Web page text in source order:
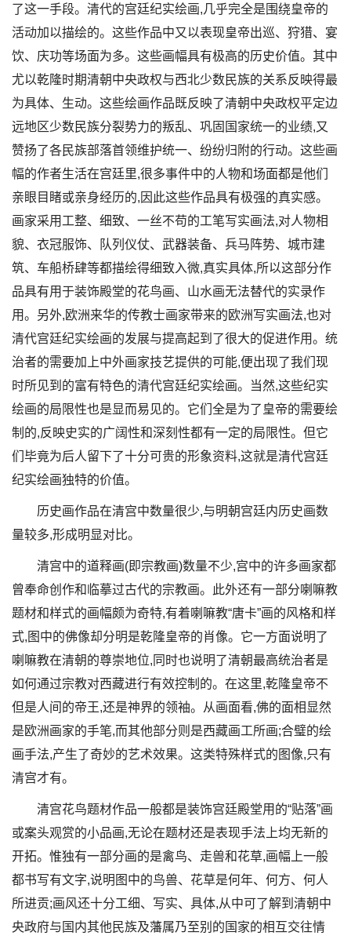
了这一手段。清代的宫廷纪实绘画,几乎完全是围绕皇帝的
活动加以描绘的。这些作品中又以表现皇帝出巡、狩猎、宴
饮、庆功等场面为多。这些画幅具有极高的历史价值。其中
尤以乾隆时期清朝中央政权与西北少数民族的关系反映得最
为具体、生动。这些绘画作品既反映了清朝中央政权平定边
远地区少数民族分裂势力的叛乱、巩固国家统一的业绩,又
赞扬了各民族部落首领维护统一、纷纷归附的行动。这些画
幅的作者生活在宫廷里,很多事件中的人物和场面都是他们
亲眼目睹或亲身经历的,因此这些作品具有极强的真实感。
画家采用工整、细致、一丝不苟的工笔写实画法,对人物相
貌、衣冠服饰、队列仪仗、武器装备、兵马阵势、城市建
筑、车船桥肆等都描绘得细致入微,真实具体,所以这部分作
品具有用于装饰殿堂的花鸟画、山水画无法替代的实录作
用。另外,欧洲来华的传教士画家带来的欧洲写实画法,也对
清代宫廷纪实绘画的发展与提高起到了很大的促进作用。统
治者的需要加上中外画家技艺提供的可能,便出现了我们现
时所见到的富有特色的清代宫廷纪实绘画。当然,这些纪实
绘画的局限性也是显而易见的。它们全是为了皇帝的需要绘
制的,反映史实的广阔性和深刻性都有一定的局限性。但它
们毕竟为后人留下了十分可贵的形象资料,这就是清代宫廷
纪实绘画独特的价值。
历史画作品在清宫中数量很少,与明朝宫廷内历史画数
量较多,形成明显对比。
清宫中的道释画(即宗教画)数量不少,宫中的许多画家都
曾奉命创作和临摹过古代的宗教画。此外还有一部分喇嘛教
题材和样式的画幅颇为奇特,有着喇嘛教“唐卡”画的风格和样
式,图中的佛像却分明是乾隆皇帝的肖像。它一方面说明了
喇嘛教在清朝的尊崇地位,同时也说明了清朝最高统治者是
如何通过宗教对西藏进行有效控制的。在这里,乾隆皇帝不
但是人间的帝王,还是神界的领袖。从画面看,佛的面相显然
是欧洲画家的手笔,而其他部分则是西藏画工所画;合璧的绘
画手法,产生了奇妙的艺术效果。这类特殊样式的图像,只有
清宫才有。
清宫花鸟题材作品一般都是装饰宫廷殿堂用的“贴落”画
或案头观赏的小品画,无论在题材还是表现手法上均无新的
开拓。惟独有一部分画的是禽鸟、走兽和花草,画幅上一般
都书写有文字,说明图中的鸟兽、花草是何年、何方、何人
所进贡;画风还十分工细、写实、具体,从中可了解到清朝中
央政府与国内其他民族及藩属乃至别的国家的相互交往情